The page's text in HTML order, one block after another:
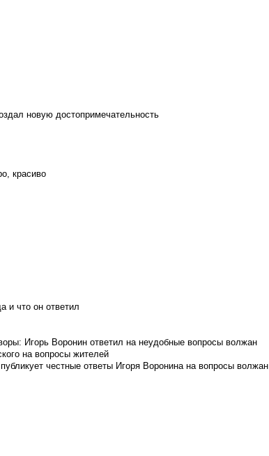
новую достопримечательность
красиво
и что он ответил
Игорь Воронин ответил на неудобные вопросы волжан
на вопросы жителей
честные ответы Игоря Воронина на вопросы волжан